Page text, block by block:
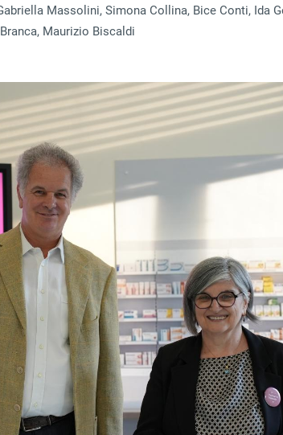
Massolini, Simona Collina, Bice Conti, Ida
Maurizio Biscaldi